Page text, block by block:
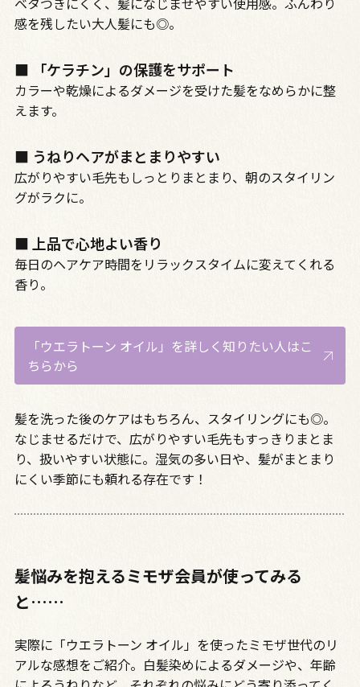
感を残したい大人髪にも◎。
■ 「ケラチン」の保護をサポート
カラーや乾燥によるダメージを受けた髪をなめらかに整
えます。
■ うねりヘアがまとまりやすい
広がりやすい毛先もしっとりまとまり、朝のスタイリン
グがラクに。
■ 上品で心地よい香り
毎日のヘアケア時間をリラックスタイムに変えてくれる
香り。
「ウエラトーン オイル」を詳しく知りたい人はこ
ちらから
髪を洗った後のケアはもちろん、スタイリングにも◎。
なじませるだけで、広がりやすい毛先もすっきりまとま
り、扱いやすい状態に。湿気の多い日や、髪がまとまり
にくい季節にも頼れる存在です！
髪悩みを抱えるミモザ会員が使ってみる
と……
実際に「ウエラトーン オイル」を使ったミモザ世代のリ
アルな感想をご紹介。白髪染めによるダメージや、年齢